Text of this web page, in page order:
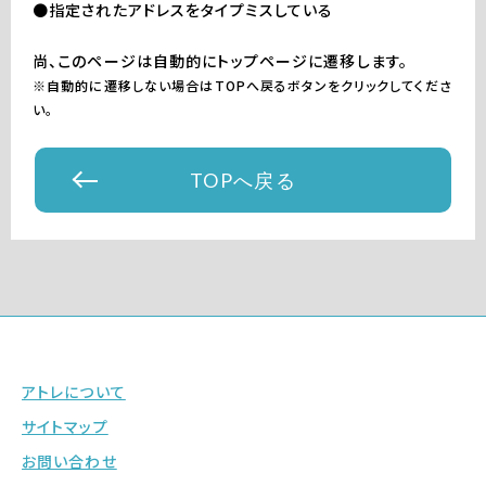
●指定されたアドレスをタイプミスしている
尚、このページは自動的にトップページに遷移します。
※自動的に遷移しない場合はTOPへ戻るボタンをクリックしてくださ
い。
TOPへ戻る
アトレについて
サイトマップ
お問い合わせ